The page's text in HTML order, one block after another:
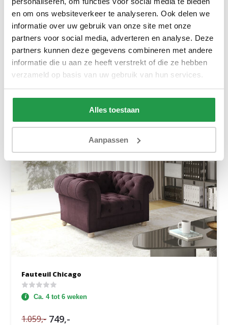
en om ons websiteverkeer te analyseren. Ook delen we
informatie over uw gebruik van onze site met onze
partners voor social media, adverteren en analyse. Deze
partners kunnen deze gegevens combineren met andere
informatie die u aan ze heeft verstrekt of die ze hebben
verzameld op basis van uw gebruik van hun services.
Alles toestaan
Aanpassen
Fauteuil Basel
Ca. 4 tot 6 weken
669,- 469,-
Bekijken
Fauteuil Chicago
Ca. 4 tot 6 weken
1.059,- 749,-